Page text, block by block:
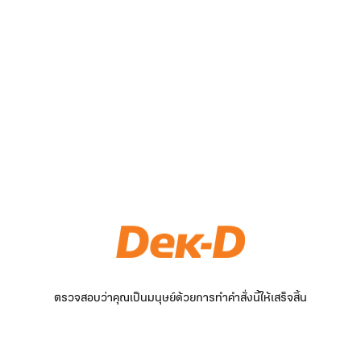
ตรวจสอบว่าคุณเป็นมนุษย์ด้วยการทำคำสั่งนี้ให้เสร็จสิ้น